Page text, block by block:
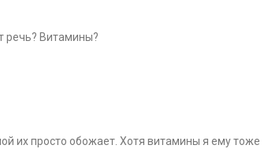
речь? Витамины?
их просто обожает. Хотя витамины я ему тоже